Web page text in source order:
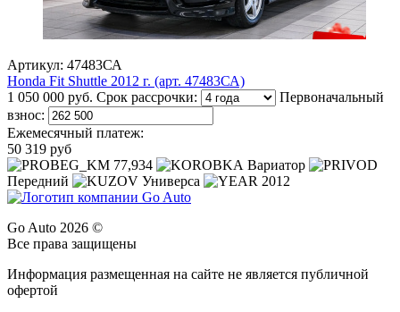
Артикул: 47483СА
Honda Fit Shuttle 2012 г. (арт. 47483СА)
1 050 000 руб. Срок рассрочки:
Первоначальный
взнос:
Ежемесячный платеж:
50 319 руб
77,934
Вариатор
Передний
Универса 2012
Go Auto 2026 ©
Все права защищены
Информация размещенная на сайте не является публичной
офертой